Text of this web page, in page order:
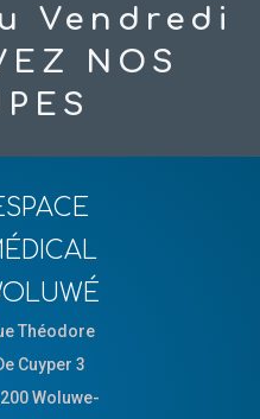
Vendredi
NOS
Théodore
Cuyper 3
Woluwe-